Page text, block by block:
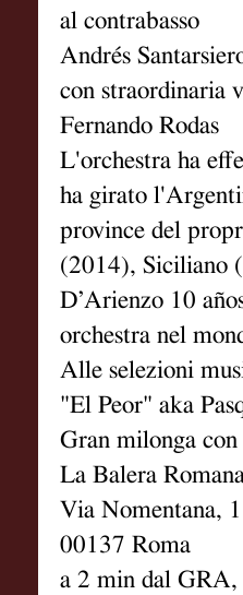
al contrabasso
Andrés
con straordinaria
Fernando Rodas
L'orchestra ha
ha girato
province del
(2014), Siciliano
D’Arienzo 10
orchestra nel
Alle selezioni
"El Peor" aka
Gran milonga
La Balera
Via Nomentana,
00137 Roma
a 2 min dal